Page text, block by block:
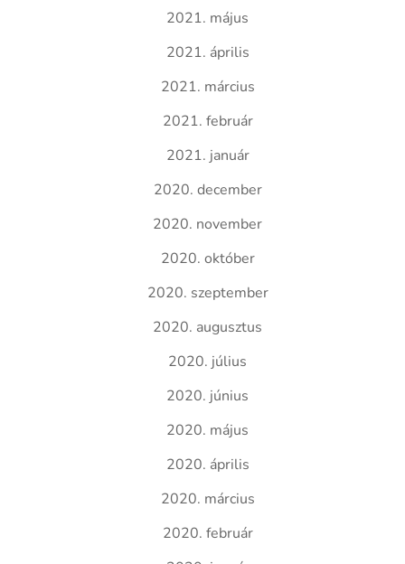
2021. május
2021. április
2021. március
2021. február
2021. január
2020. december
2020. november
2020. október
2020. szeptember
2020. augusztus
2020. július
2020. június
2020. május
2020. április
2020. március
2020. február